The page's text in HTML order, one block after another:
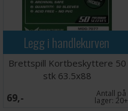
Legg i handlekurven
Brettspill Kortbeskyttere 50
stk 63.5x88
69,- Antall på
lager: 20+